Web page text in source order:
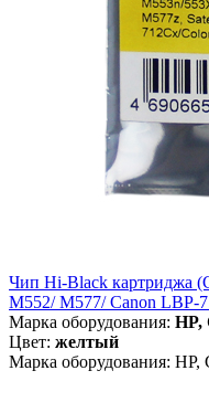
Чип Hi-Black картриджа
M552/ M577/ Canon LBP-
Марка оборудования: HP,
Цвет: желтый
Марка оборудования: